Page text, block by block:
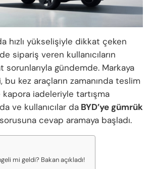
hızlı yükselişiyle dikkat çeken
sipariş veren kullanıcıların
sorunlarıyla gündemde. Markaya
bu kez araçların zamanında teslim
iadeleriyle tartışma
ve kullanıcılar da BYD’ye gümrük
sorusuna cevap aramaya başladı.
mi geldi? Bakan açıkladı!